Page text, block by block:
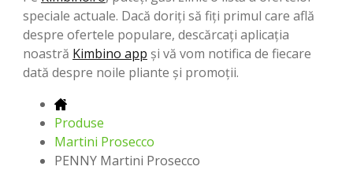
speciale actuale. Dacă doriți să fiți primul care află
despre ofertele populare, descărcați aplicația
noastră Kimbino app și vă vom notifica de fiecare
dată despre noile pliante și promoții.
Produse
Martini Prosecco
PENNY Martini Prosecco